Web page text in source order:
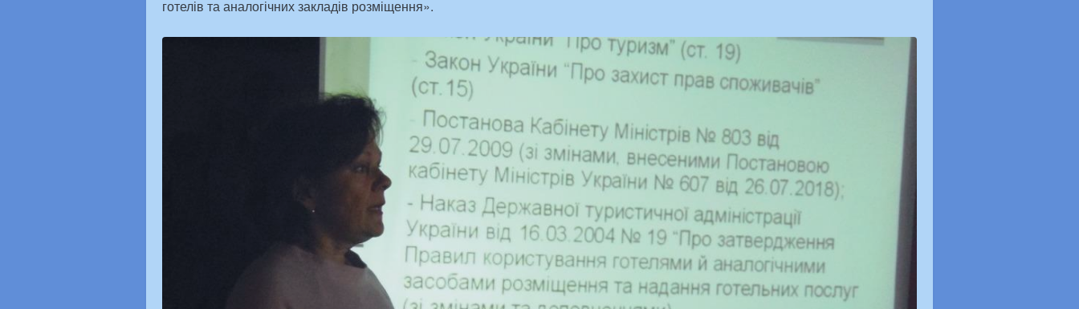
готелів та аналогічних закладів розміщення».